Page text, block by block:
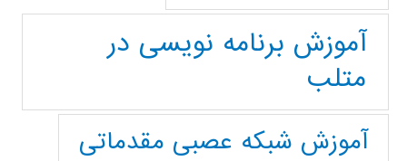
آموزش برنامه نویسی در
متلب
آموزش شبکه عصبی مقدماتی